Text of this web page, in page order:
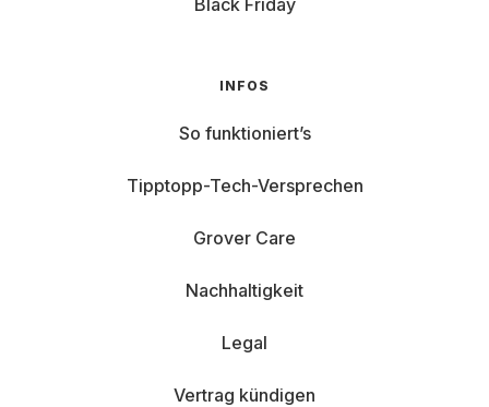
Black Friday
INFOS
So funktioniert’s
Tipptopp-Tech-Versprechen
Grover Care
Nachhaltigkeit
Legal
Vertrag kündigen